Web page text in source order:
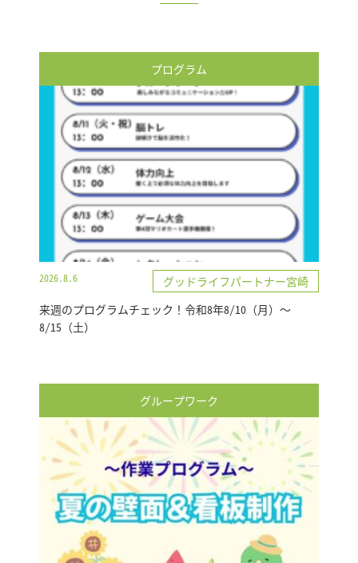
プログラム
2026.8.6
グッドライフパートナー宮崎
来週のプログラムチェック！令和8年8/10（月）～
8/15（土）
グループワーク